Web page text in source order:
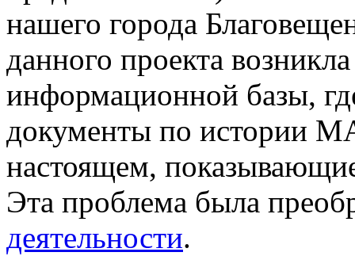
нашего города
данного проекта
информационной базы,
документы по истории
настоящем,
Эта проблема была
деятельности.